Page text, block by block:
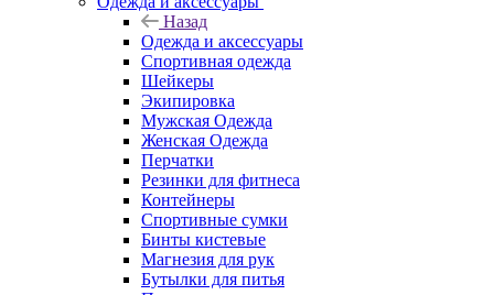
Назад
Одежда и аксессуары
Спортивная одежда
Шейкеры
Экипировка
Мужская Одежда
Женская Одежда
Перчатки
Резинки для фитнеса
Контейнеры
Спортивные сумки
Бинты кистевые
Магнезия для рук
Бутылки для питья